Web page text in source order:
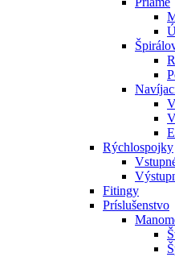
Rýchlospojky
Fitingy
Príslušenstvo